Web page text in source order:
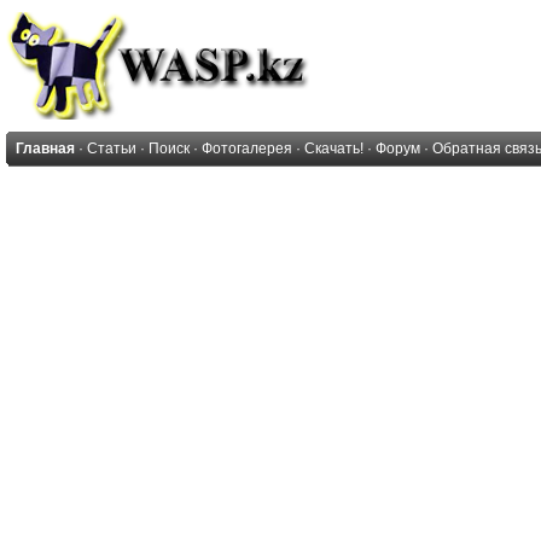
Главная · Статьи · Поиск · Фотогалерея · Скачать! · Форум · Обратная связь